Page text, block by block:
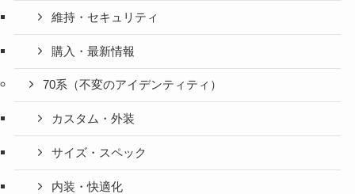
維持・セキュリティ
購入・最新情報
70系（不変のアイデンティティ）
カスタム・外装
サイズ・スペック
内装・快適化